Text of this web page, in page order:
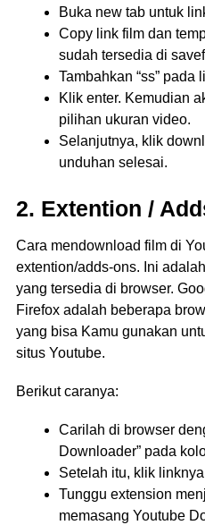
Buka new tab untuk
Copy link film dan
sudah tersedia di
Tambahkan “ss” pada
Klik enter. Kemudian
pilihan ukuran video.
Selanjutnya, klik
unduhan selesai.
2. Extention /
Cara mendownload film di
extention/adds-ons. Ini
yang tersedia di browser.
Firefox adalah beberapa
yang bisa Kamu gunakan
situs Youtube.
Berikut caranya:
Carilah di browser
Downloader” pada
Setelah itu, klik linknya
Tunggu extension
memasang Youtube